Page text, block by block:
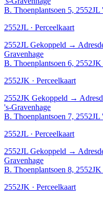
B. Thoenplantsoen 5, 2552JL
2552JL · Perceelkaart
2552JL Gekoppeld →
Gravenhage
B. Thoenplantsoen 6, 2552JK
2552JK · Perceelkaart
2552JK Gekoppeld →
's-Gravenhage
B. Thoenplantsoen 7, 2552JL
2552JL · Perceelkaart
2552JL Gekoppeld →
Gravenhage
B. Thoenplantsoen 8, 2552JK
2552JK · Perceelkaart